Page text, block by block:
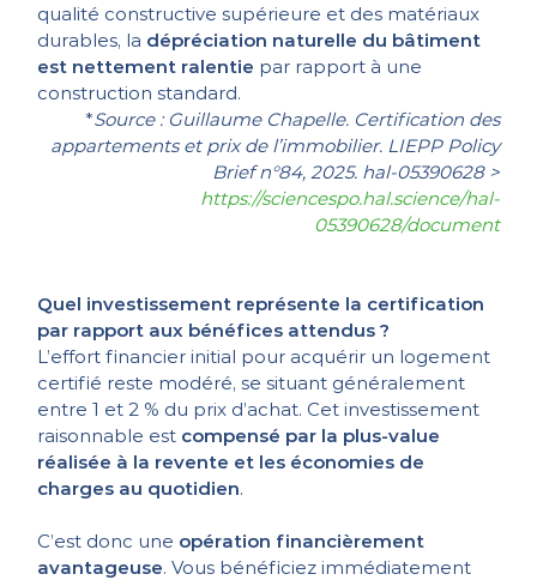
qualité constructive supérieure et des matériaux
durables, la dépréciation naturelle du bâtiment
est nettement ralentie par rapport à une
construction standard.
*Source : Guillaume Chapelle. Certification des
appartements et prix de l’immobilier. LIEPP Policy
Brief n°84, 2025. hal-05390628>
https://sciencespo.hal.science/hal-
05390628/document
Quel investissement représente la certification
par rapport aux bénéfices attendus ?
L’effort financier initial pour acquérir un logement
certifié reste modéré, se situant généralement
entre 1 et 2 % du prix d’achat. Cet investissement
raisonnable est compensé par la plus-value
réalisée à la revente et les économies de
charges au quotidien.
C’est donc une opération financièrement
avantageuse. Vous bénéficiez immédiatement